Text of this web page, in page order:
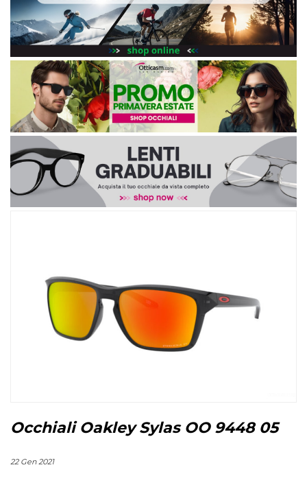
Occhiali Oakley Sylas OO 9448 05
22 Gen 2021